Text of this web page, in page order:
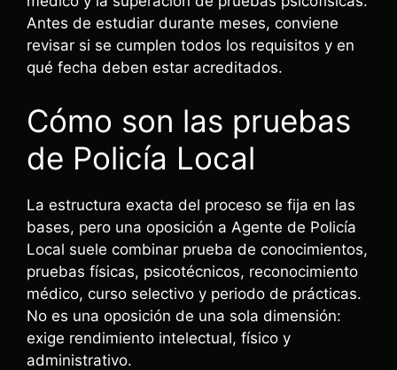
Antes de estudiar durante meses, conviene
revisar si se cumplen todos los requisitos y en
qué fecha deben estar acreditados.
Cómo son las pruebas
de Policía Local
La estructura exacta del proceso se fija en las
bases, pero una oposición a Agente de Policía
Local suele combinar prueba de conocimientos,
pruebas físicas, psicotécnicos, reconocimiento
médico, curso selectivo y periodo de prácticas.
No es una oposición de una sola dimensión:
exige rendimiento intelectual, físico y
administrativo.